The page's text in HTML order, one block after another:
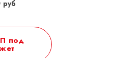
руб
под